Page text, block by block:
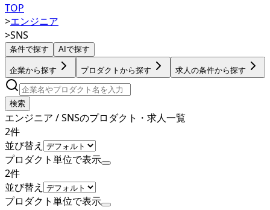
TOP
>エンジニア
>SNS
条件で探す AIで探す
企業から探す プロダクトから探す 求人の条件から探す
検索
エンジニア / SNSのプロダクト・求人一覧
2件
並び替え
プロダクト単位で表示
2件
並び替え
プロダクト単位で表示